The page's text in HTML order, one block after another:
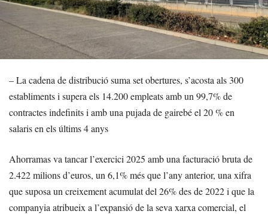
– La cadena de distribució suma set obertures, s’acosta als 300
establiments i supera els 14.200 empleats amb un 99,7% de
contractes indefinits i amb una pujada de gairebé el 20 % en
salaris en els últims 4 anys
Ahorramas va tancar l’exercici 2025 amb una facturació bruta de
2.422 milions d’euros, un 6,1% més que l’any anterior, una xifra
que suposa un creixement acumulat del 26% des de 2022 i que la
companyia atribueix a l’expansió de la seva xarxa comercial, el